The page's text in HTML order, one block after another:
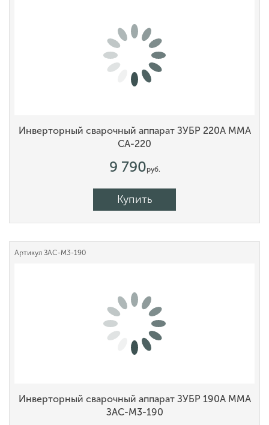
Инверторный сварочный аппарат ЗУБР 220А MMA
СА-220
9 790руб.
Купить
Артикул ЗАС-М3-190
Инверторный сварочный аппарат ЗУБР 190А MMA
ЗАС-М3-190